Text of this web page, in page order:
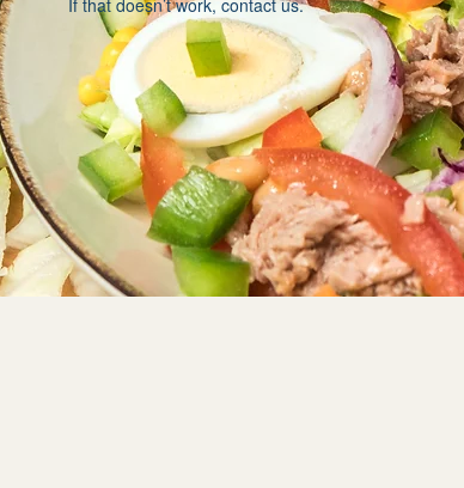
If that doesn’t work, contact us.